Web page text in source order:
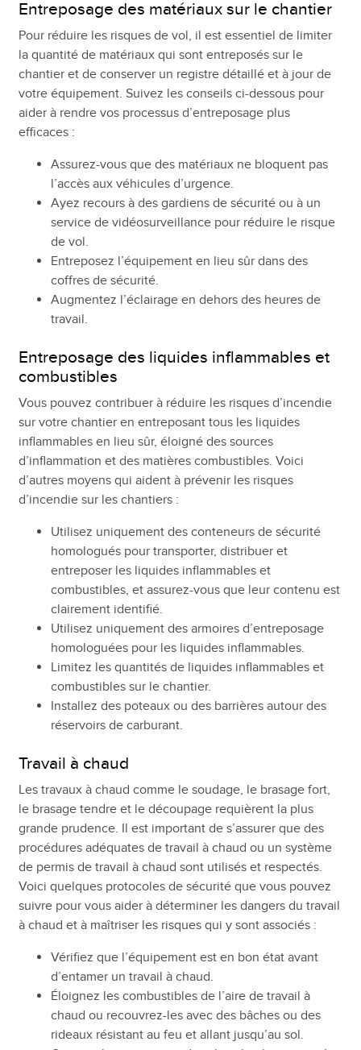
Entreposage des matériaux sur le chantier
Pour réduire les risques de vol, il est essentiel de limiter
la quantité de matériaux qui sont entreposés sur le
chantier et de conserver un registre détaillé et à jour de
votre équipement. Suivez les conseils ci-dessous pour
aider à rendre vos processus d’entreposage plus
efficaces :
Assurez-vous que des matériaux ne bloquent pas
l’accès aux véhicules d’urgence.
Ayez recours à des gardiens de sécurité ou à un
service de vidéosurveillance pour réduire le risque
de vol.
Entreposez l’équipement en lieu sûr dans des
coffres de sécurité.
Augmentez l’éclairage en dehors des heures de
travail.
Entreposage des liquides inflammables et
combustibles
Vous pouvez contribuer à réduire les risques d’incendie
sur votre chantier en entreposant tous les liquides
inflammables en lieu sûr, éloigné des sources
d’inflammation et des matières combustibles. Voici
d’autres moyens qui aident à prévenir les risques
d’incendie sur les chantiers :
Utilisez uniquement des conteneurs de sécurité
homologués pour transporter, distribuer et
entreposer les liquides inflammables et
combustibles, et assurez-vous que leur contenu est
clairement identifié.
Utilisez uniquement des armoires d’entreposage
homologuées pour les liquides inflammables.
Limitez les quantités de liquides inflammables et
combustibles sur le chantier.
Installez des poteaux ou des barrières autour des
réservoirs de carburant.
Travail à chaud
Les travaux à chaud comme le soudage, le brasage fort,
le brasage tendre et le découpage requièrent la plus
grande prudence. Il est important de s’assurer que des
procédures adéquates de travail à chaud ou un système
de permis de travail à chaud sont utilisés et respectés.
Voici quelques protocoles de sécurité que vous pouvez
suivre pour vous aider à déterminer les dangers du travail
à chaud et à maîtriser les risques qui y sont associés :
Vérifiez que l’équipement est en bon état avant
d’entamer un travail à chaud.
Éloignez les combustibles de l’aire de travail à
chaud ou recouvrez-les avec des bâches ou des
rideaux résistant au feu et allant jusqu’au sol.